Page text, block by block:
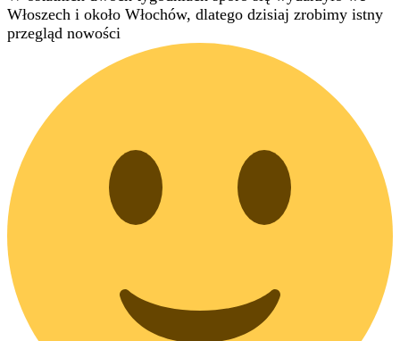
Włoszech i około Włochów, dlatego dzisiaj zrobimy istny
przegląd nowości